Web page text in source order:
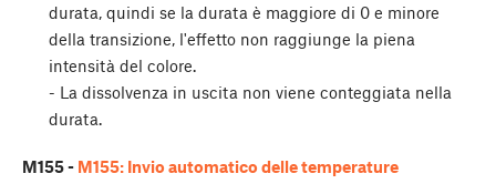
durata, quindi se la durata è maggiore di 0 e minore
della transizione, l'effetto non raggiunge la piena
intensità del colore.
- La dissolvenza in uscita non viene conteggiata nella
durata.
M155 - M155: Invio automatico delle temperature